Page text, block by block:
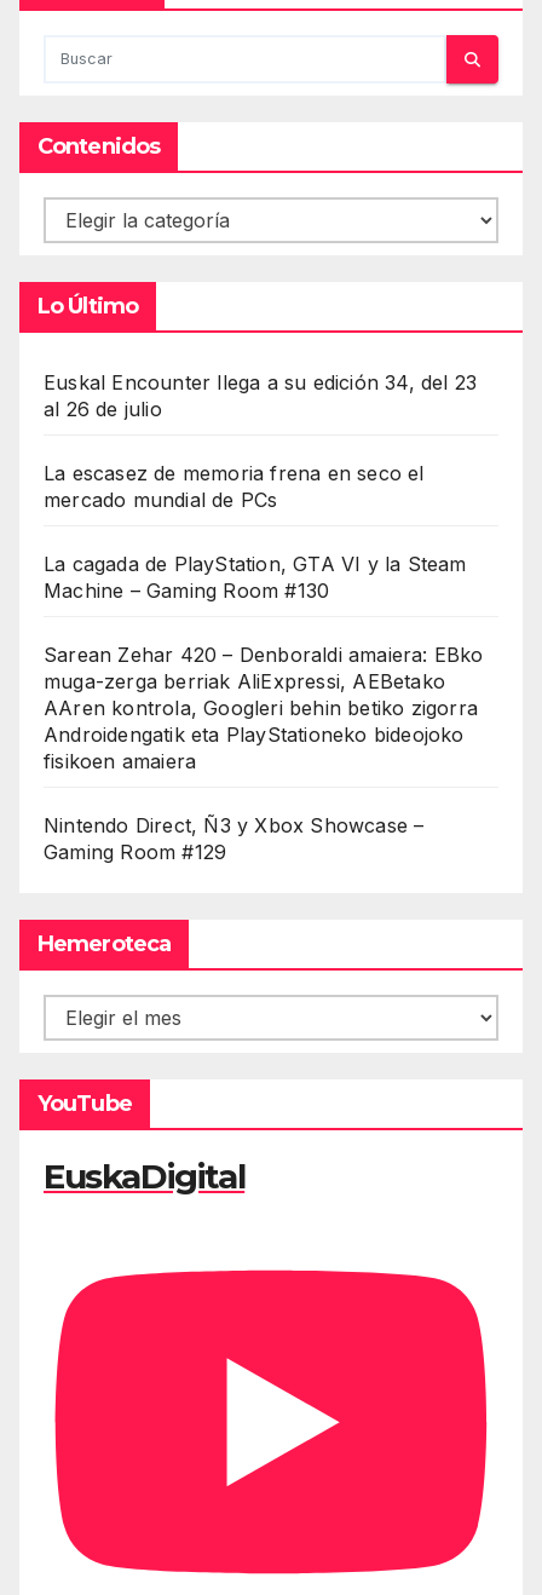
Contenidos
Contenidos
Lo Último
Euskal Encounter llega a su edición 34, del 23
al 26 de julio
La escasez de memoria frena en seco el
mercado mundial de PCs
La cagada de PlayStation, GTA VI y la Steam
Machine – Gaming Room #130
Sarean Zehar 420 – Denboraldi amaiera: EBko
muga-zerga berriak AliExpressi, AEBetako
AAren kontrola, Googleri behin betiko zigorra
Androidengatik eta PlayStationeko bideojoko
fisikoen amaiera
Nintendo Direct, Ñ3 y Xbox Showcase –
Gaming Room #129
Hemeroteca
Hemeroteca
YouTube
EuskaDigital